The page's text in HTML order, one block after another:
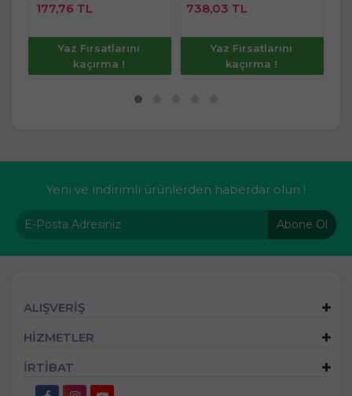
177,76 TL
Yaz Fırsatlarını
kaçırma !
738,03 TL
Yaz Fırsatlarını
kaçırma !
Yeni ve indirimli ürünlerden haberdar olun !
Abone Ol
ALIŞVERİŞ
HİZMETLER
İRTİBAT